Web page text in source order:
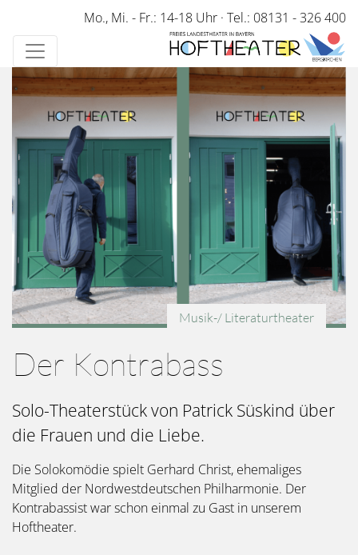
Direkt
zum
Inhalt
Mo., Mi. - Fr.: 14-18 Uhr · Tel.: 08131 - 326 400
Musik-/ Literaturtheater
Der Kontrabass
Solo-Theaterstück von Patrick Süskind über
die Frauen und die Liebe.
Die Solokomödie spielt Gerhard Christ, ehemaliges
Mitglied der Nordwestdeutschen Philharmonie. Der
Kontrabassist war schon einmal zu Gast in unserem
Hoftheater.